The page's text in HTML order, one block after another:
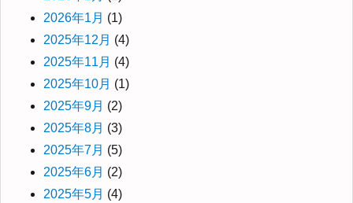
2026年1月 (1)
2025年12月 (4)
2025年11月 (4)
2025年10月 (1)
2025年9月 (2)
2025年8月 (3)
2025年7月 (5)
2025年6月 (2)
2025年5月 (4)